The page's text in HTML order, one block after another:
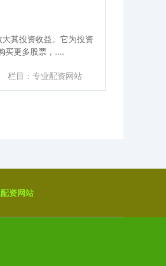
其投资收益。它为投资
买更多股票，....
栏目： 专业配资网站
资网站